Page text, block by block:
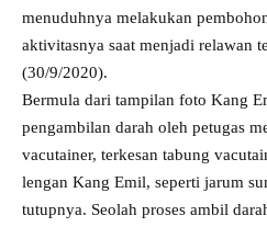
menuduhnya melakukan
aktivitasnya saat menjadi relawan
(30/9/2020).
Bermula dari tampilan foto Kang
pengambilan darah oleh petugas
vacutainer, terkesan tabung
lengan Kang Emil, seperti jarum
tutupnya. Seolah proses ambil